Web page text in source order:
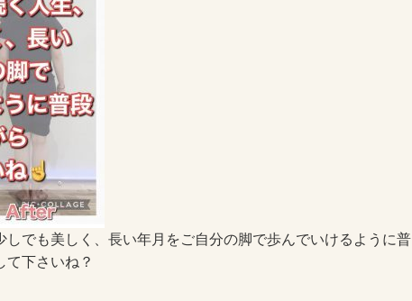
しでも美しく、長い年月をご自分の脚で歩んでいけるように普
て下さいね？